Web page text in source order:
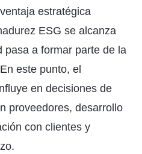
estratégica
ESG se alcanza
pasa a formar parte de la
este punto, el
en decisiones de
proveedores, desarrollo
con clientes y